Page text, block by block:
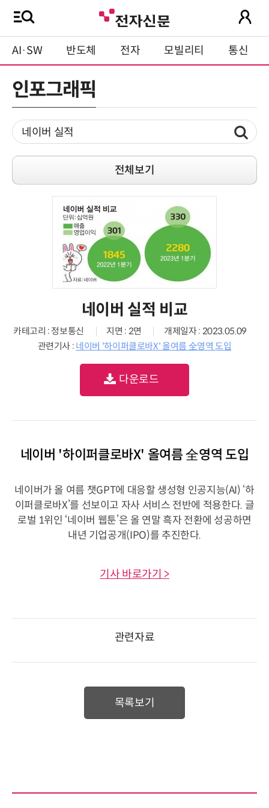
AI·SW 반도체 전자 모빌리티 통신
인포그래픽
전체보기
네이버 실적 비교
카테고리 : 정보통신 지면 : 2면
개제일자 : 2023.05.09
관련기사 : 네이버 '하이퍼클로바X' 올여름 全영역 도입
다운로드
네이버 '하이퍼클로바X' 올여름 全영역 도입
네이버가 올 여름 챗GPT에 대응할 생성형 인공지능(AI) ‘하
이퍼클로바X’를 선보이고 자사 서비스 전반에 적용한다. 글
로벌 1위인 ‘네이버 웹툰’은 올 연말 흑자 전환에 성공하면
내년 기업공개(IPO)를 추진한다.
기사 바로가기 >
관련자료
목록보기